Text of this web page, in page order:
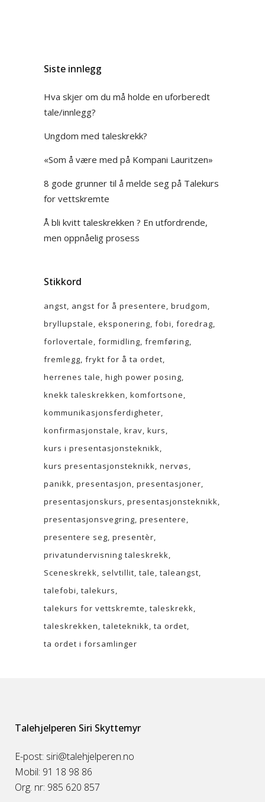
Siste innlegg
Hva skjer om du må holde en uforberedt
tale/innlegg?
Ungdom med taleskrekk?
«Som å være med på Kompani Lauritzen»
8 gode grunner til å melde seg på Talekurs
for vettskremte
Å bli kvitt taleskrekken ? En utfordrende,
men oppnåelig prosess
Stikkord
angst angst for å presentere brudgom
bryllupstale eksponering fobi foredrag
forlovertale formidling fremføring
fremlegg frykt for å ta ordet
herrenes tale high power posing
knekk taleskrekken komfortsone
kommunikasjonsferdigheter
konfirmasjonstale krav kurs
kurs i presentasjonsteknikk
kurs presentasjonsteknikk nervøs
panikk presentasjon presentasjoner
presentasjonskurs presentasjonsteknikk
presentasjonsvegring presentere
presentere seg presentèr
privatundervisning taleskrekk
Sceneskrekk selvtillit tale taleangst
talefobi talekurs
talekurs for vettskremte taleskrekk
taleskrekken taleteknikk ta ordet
ta ordet i forsamlinger
Talehjelperen Siri Skyttemyr
E-post: siri@talehjelperen.no
Mobil: 91 18 98 86
Org. nr: 985 620 857